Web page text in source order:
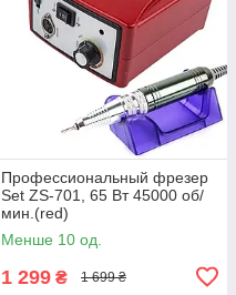
Профессиональный фрезер
Set ZS-701, 65 Вт 45000 об/
мин.(red)
Менше 10 од.
1 299 ₴ 1 699 ₴